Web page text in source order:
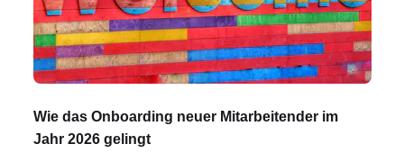
Wie das Onboarding neuer Mitarbeitender im
Jahr 2026 gelingt